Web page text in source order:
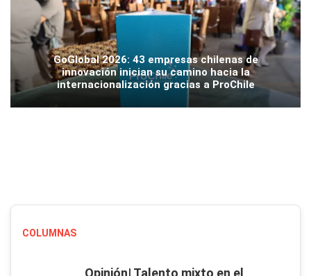
GoGlobal 2026: 43 empresas chilenas de
innovación inician su camino hacia la
internacionalización gracias a ProChile
COLUMNAS
Opinión| Talento mixto en el